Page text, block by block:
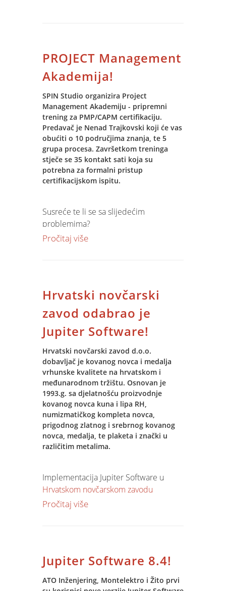
PROJECT Management
Akademija!
SPIN Studio organizira Project
Management Akademiju - pripremni
trening za PMP/CAPM certifikaciju.
Predavač je Nenad Trajkovski koji će vas
obućiti o 10 područjima znanja, te 5
grupa procesa. Završetkom treninga
stječe se 35 kontakt sati koja su
potrebna za formalni pristup
certifikacijskom ispitu.
Susreće te li se sa slijedećim
problemima?
je probijen zadani budžet, ne znamo
što, tko i kada će se raditi u projektu
u slijedećem razdoblju?
Project Management Akademiju!
Prvi ovogodišnji trening počinje po
slijedećemrasporedu:
14-15. svibanj 2014.
28-29. svibanj 2014.
04-05. lipanj 2014.
održavanje je u Spin Studiju, u vremenu
Cijena treninga u trajanju od 6 dana
iznosi 5.000,00 kn (za polaznike članova
PMI udruge ili Early bird - prijava do
Pročitaj više
Hrvatski novčarski
zavod odabrao je
Jupiter Software!
Hrvatski novčarski zavod d.o.o.
dobavljač je kovanog novca i medalja
vrhunske kvalitete na hrvatskom i
međunarodnom tržištu. Osnovan je
1993.g. sa djelatnošću proizvodnje
kovanog novca kuna i lipa RH,
numizmatičkog kompleta novca,
prigodnog zlatnog i srebrnog kovanog
novca, medalja, te plaketa i znački u
različitim metalima.
Implementacija Jupiter Software u
Hrvatskom novčarskom zavodu
obuhvatiti će analizu i modeliranje
usluge u procesu pokretanja i
Jupiter Software ERP sustav obuhvaća
Pročitaj više
Jupiter Software 8.4!
ATO Inženjering, Montelektro i Žito prvi